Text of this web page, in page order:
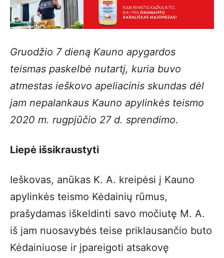
Gruodžio 7 dieną Kauno apygardos
teismas paskelbė nutartį, kuria buvo
atmestas ieškovo apeliacinis skundas dėl
jam nepalankaus Kauno apylinkės teismo
2020 m. rugpjūčio 27 d. sprendimo.
Liepė išsikraustyti
Ieškovas, anūkas K. A. kreipėsi į Kauno
apylinkės teismo Kėdainių rūmus,
prašydamas iškeldinti savo močiutę M. A.
iš jam nuosavybės teise priklausančio buto
Kėdainiuose ir įpareigoti atsakovę